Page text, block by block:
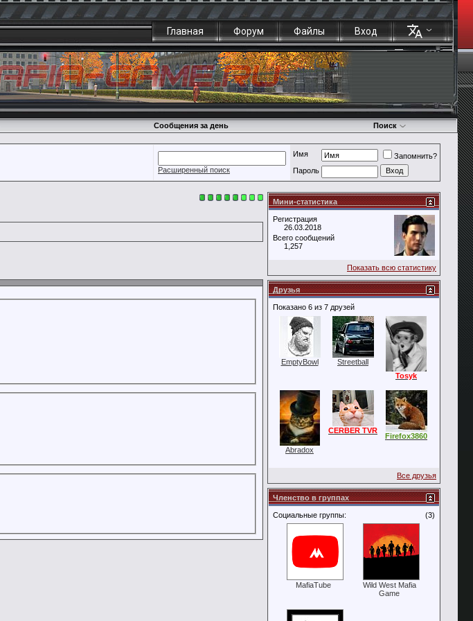
Главная Форум Файлы Вход
Сообщения за день Поиск
Расширенный поиск
Имя
Запомнить?
Пароль
Мини-статистика
Регистрация
26.03.2018
Всего сообщений
1,257
Показать всю статистику
Друзья
Показано 6 из 7 друзей
EmptyBowl
Streetball
Tosyk
Abradox
CERBER TVR
Firefox3860
Все друзья
Членство в группах
(3)
Социальные группы:
MafiaTube
Wild West Mafia
Game